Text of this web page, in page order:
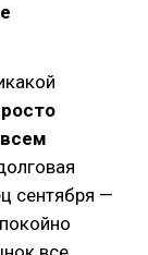
сентября —